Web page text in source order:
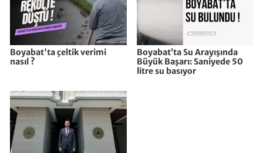
Boyabat'ta çeltik verimi
nasıl ?
Boyabat’ta Su Arayışında
Büyük Başarı: Saniyede 50
litre su basıyor